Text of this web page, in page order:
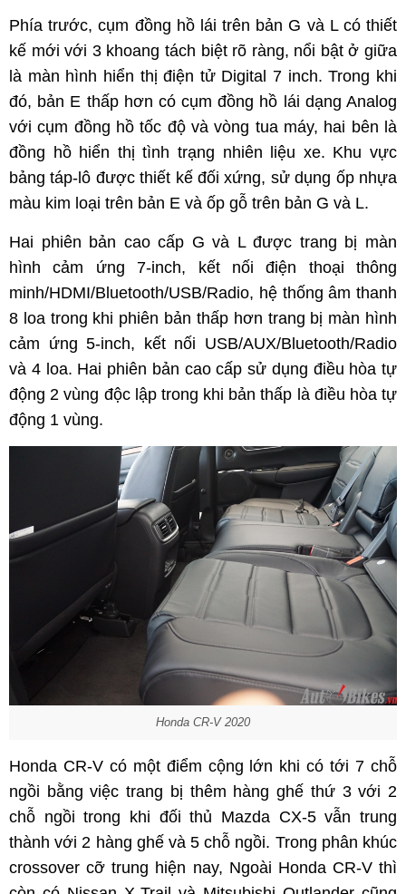
Phía trước, cụm đồng hồ lái trên bản G và L có thiết
kế mới với 3 khoang tách biệt rõ ràng, nổi bật ở giữa
là màn hình hiển thị điện tử Digital 7 inch. Trong khi
đó, bản E thấp hơn có cụm đồng hồ lái dạng Analog
với cụm đồng hồ tốc độ và vòng tua máy, hai bên là
đồng hồ hiển thị tình trạng nhiên liệu xe. Khu vực
bảng táp-lô được thiết kế đối xứng, sử dụng ốp nhựa
màu kim loại trên bản E và ốp gỗ trên bản G và L.
Hai phiên bản cao cấp G và L được trang bị màn
hình cảm ứng 7-inch, kết nối điện thoại thông
minh/HDMI/Bluetooth/USB/Radio, hệ thống âm thanh
8 loa trong khi phiên bản thấp hơn trang bị màn hình
cảm ứng 5-inch, kết nối USB/AUX/Bluetooth/Radio
và 4 loa. Hai phiên bản cao cấp sử dụng điều hòa tự
động 2 vùng độc lập trong khi bản thấp là điều hòa tự
động 1 vùng.
Honda CR-V 2020
Honda CR-V có một điểm cộng lớn khi có tới 7 chỗ
ngồi bằng việc trang bị thêm hàng ghế thứ 3 với 2
chỗ ngồi trong khi đối thủ Mazda CX-5 vẫn trung
thành với 2 hàng ghế và 5 chỗ ngồi. Trong phân khúc
crossover cỡ trung hiện nay, Ngoài Honda CR-V thì